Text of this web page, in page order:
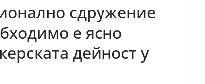
сдружение
е ясно
дейност у